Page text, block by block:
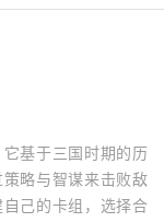
基于三国时期的历
略与智谋来击败敌
己的卡组，选择合